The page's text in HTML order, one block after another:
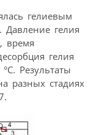
гелиевым
Давление гелия
время
гелия
Результаты
разных стадиях